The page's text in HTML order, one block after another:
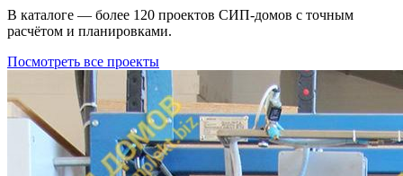
В каталоге — более 120 проектов СИП-домов с точным
расчётом и планировками.
Посмотреть все проекты